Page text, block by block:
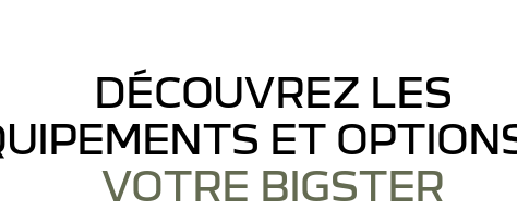
DÉCOUVREZ LES
ET
VOTRE BIGSTER